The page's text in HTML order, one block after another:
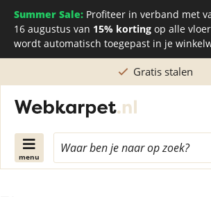
Summer Sale: Profiteer in verband met
16 augustus van 15% korting op alle
wordt automatisch toegepast in je
Gratis stalen
menu